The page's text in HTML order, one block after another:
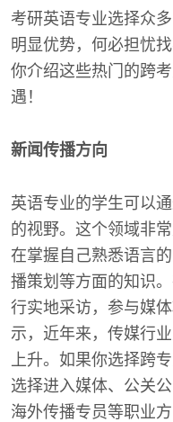
考研英语专业选择众
明显优势，何必担忧
你介绍这些热门的跨
遇！
新闻传播方向
英语专业的学生可以
的视野。这个领域非
在掌握自己熟悉语言
播策划等方面的知识
行实地采访，参与媒
示，近年来，传媒行
上升。如果你选择跨
选择进入媒体、公关
海外传播专员等职业方